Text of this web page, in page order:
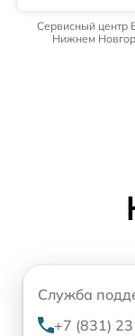
Сервисный центр
Нижнем
Служба
+7 (831)